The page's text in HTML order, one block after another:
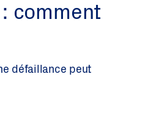
comment
défaillance peut